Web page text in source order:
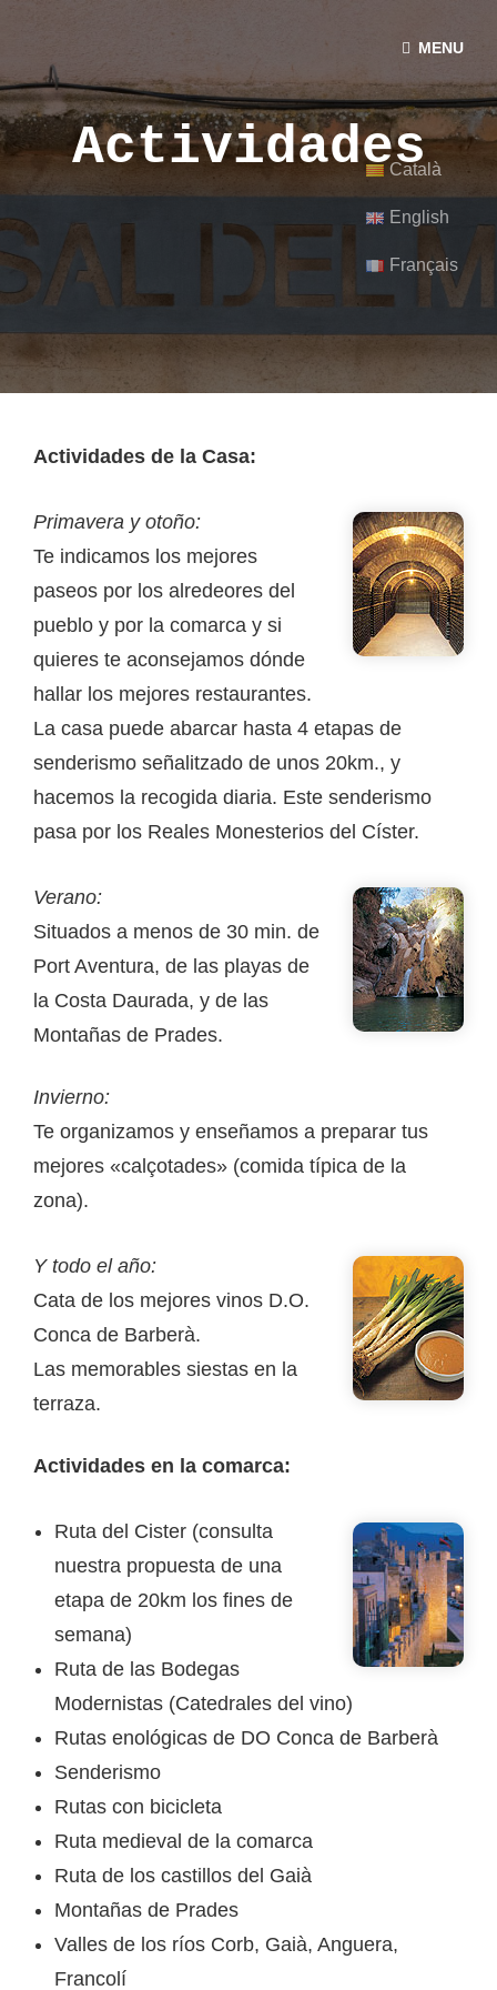
Tossal del Maig MENU
Actividades
Actividades de la Casa:
Primavera y otoño:
Te indicamos los mejores
paseos por los alredeores del
pueblo y por la comarca y si
quieres te aconsejamos dónde
hallar los mejores restaurantes.
La casa puede abarcar hasta 4 etapas de
senderismo señalitzado de unos 20km., y
hacemos la recogida diaria. Este senderismo
pasa por los Reales Monesterios del Císter.
Verano:
Situados a menos de 30 min. de
Port Aventura, de las playas de
la Costa Daurada, y de las
Montañas de Prades.
Invierno:
Te organizamos y enseñamos a preparar tus
mejores «calçotades» (comida típica de la
zona).
Y todo el año:
Cata de los mejores vinos D.O.
Conca de Barberà.
Las memorables siestas en la
terraza.
Actividades en la comarca:
Ruta del Cister (consulta
nuestra propuesta de una
etapa de 20km los fines de
semana)
Ruta de las Bodegas
Modernistas (Catedrales del vino)
Rutas enológicas de DO Conca de Barberà
Senderismo
Rutas con bicicleta
Ruta medieval de la comarca
Ruta de los castillos del Gaià
Montañas de Prades
Valles de los ríos Corb, Gaià, Anguera,
Francolí
Català
English
Français